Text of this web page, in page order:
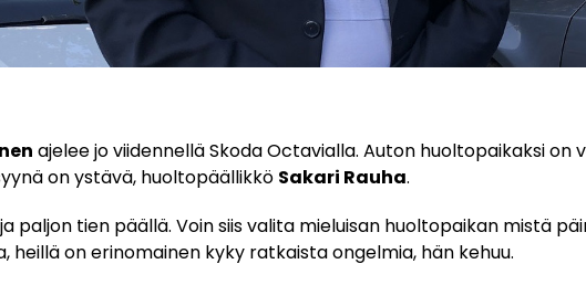
ajelee jo viidennellä Skoda Octavialla. Auton huoltopaikaksi
on ystävä, huoltopäällikkö Sakari Rauha.
paljon tien päällä. Voin siis valita mieluisan huoltopaikan mistä
heillä on erinomainen kyky ratkaista ongelmia, hän kehuu.